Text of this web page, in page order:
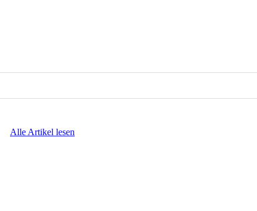
Alle Artikel lesen